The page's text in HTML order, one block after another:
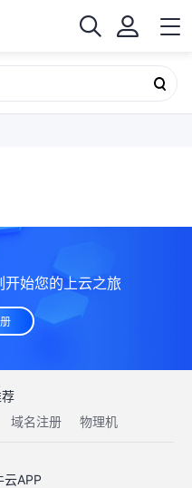
始您的上云之旅
域名注册 物理机
云APP